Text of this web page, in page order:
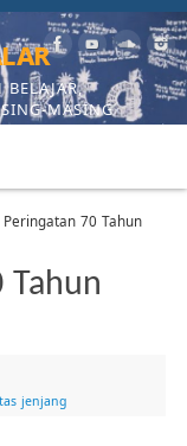
MASING
70 Tahun
Tahun
jenjang